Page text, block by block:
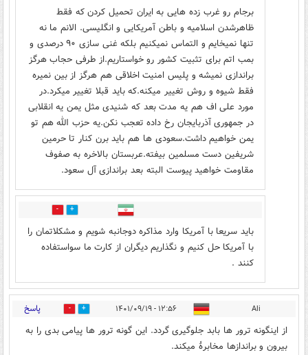
برجام رو غرب زده هایی به ایران تحمیل کردن که فقط
ظاهرشدن اسلامیه و باطن آمریکایی و انگلیسی. الانم ما نه
تنها نمیخایم و التماس نمیکنیم بلکه غنی سازی ۹۰ درصدی و
بمب اتم برای تثبیت کشور رو خواستاریم.از طرفی حجاب هرگز
براندازی نمیشه و پلیس امنیت اخلاقی هم هرگز از بین نمیره
فقط شیوه و روش تغییر میکنه.که باید قبلا تغییر میکرد.در
مورد علی اف هم یه مدت بعد که شنیدی مثل یمن یه انقلابی
در جمهوری آذربایجان رخ داده تعجب نکن‌.یه حزب الله هم تو
یمن خواهیم داشت.سعودی ها هم باید برن کنار تا حرمین
شریفین دست مسلمین بیفته.عربستان بالاخره به صفوف
مقاومت خواهید پیوست البته بعد براندازی آل سعود.
3
باید سریعا با آمریکا وارد مذاکره دوجانبه شویم و مشکلاتمان را
با آمریکا حل کنیم و نگذاریم دیگران از کارت ما سواستفاده
کنند .
Ali ۱۲:۵۶ - ۱۴۰۱/۰۹/۱۹ 5 پاسخ
از اینگونه ترور ها بابد جلوگیری گردد. این گونه ترور ها پیامی بدی را به
بیرون و براندازها مخابرهٔ میکند.